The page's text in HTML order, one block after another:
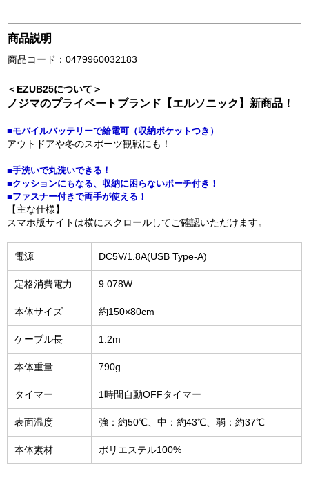
商品説明
商品コード：0479960032183
＜EZUB25について＞
ノジマのプライベートブランド【エルソニック】新商品！
■モバイルバッテリーで給電可（収納ポケットつき）
アウトドアや冬のスポーツ観戦にも！
■手洗いで丸洗いできる！
■クッションにもなる、収納に困らないポーチ付き！
■ファスナー付きで両手が使える！
【主な仕様】
スマホ版サイトは横にスクロールしてご確認いただけます。
電源 DC5V/1.8A(USB Type-A)
定格消費電力 9.078W
本体サイズ 約150×80cm
ケーブル長 1.2m
本体重量 790g
タイマー 1時間自動OFFタイマー
表面温度 強：約50℃、中：約43℃、弱：約37℃
本体素材 ポリエステル100%